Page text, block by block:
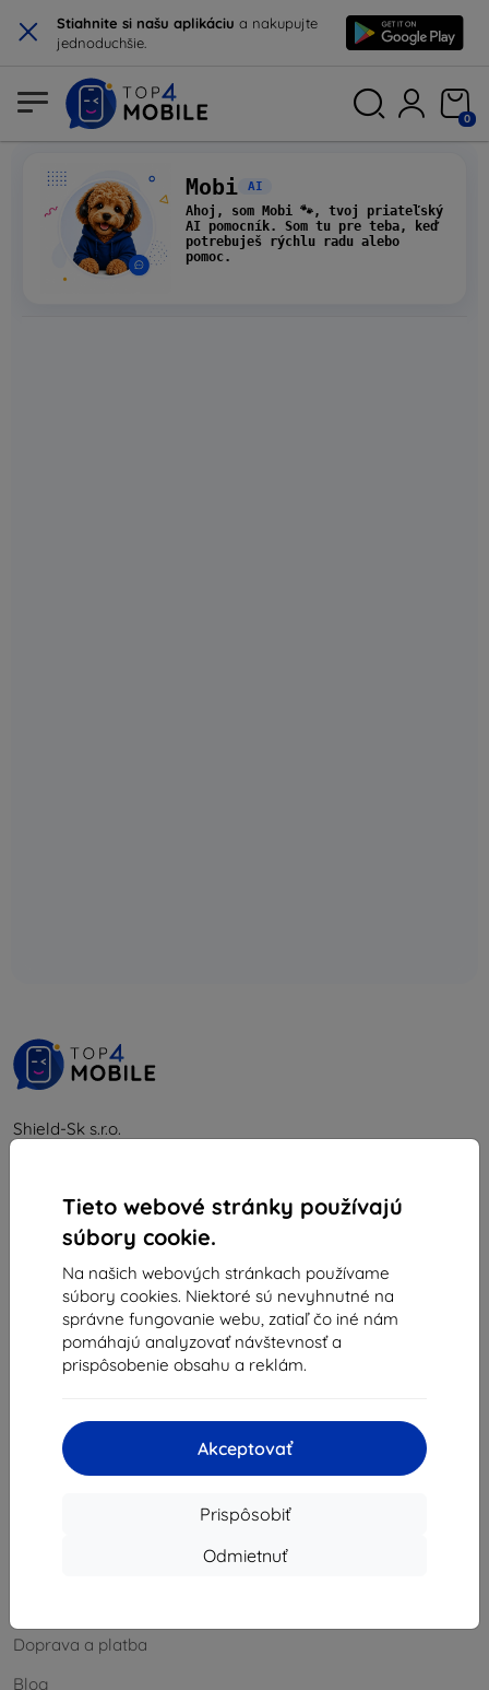
× Stiahnite si našu aplikáciu a nakupujte
jednoduchšie.
Tieto webové stránky používajú
súbory cookie.
Na našich webových stránkach používame
súbory cookies. Niektoré sú nevyhnutné na
správne fungovanie webu, zatiaľ čo iné nám
pomáhajú analyzovať návštevnosť a
prispôsobenie obsahu a reklám.
Akceptovať
Prispôsobiť
Odmietnuť
0
Mobi AI
Ahoj, som Mobi 🐾, tvoj priateľský
AI pomocník. Som tu pre teba, keď
potrebuješ rýchlu radu alebo
pomoc.
Shield-Sk s.r.o.
46701494
IČ DPH:SK2023549671
Kontakt
info@top4mobile.eu
Pondelok až piatok:
Online8:00 - 16:00
Doprava a platba
Blog